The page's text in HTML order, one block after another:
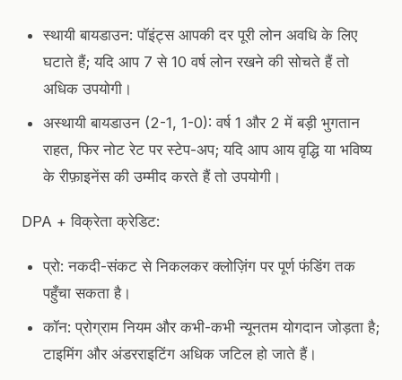
स्थायी बायडाउन: पॉइंट्स आपकी दर पूरी लोन अवधि के लिए
घटाते हैं; यदि आप 7 से 10 वर्ष लोन रखने की सोचते हैं तो
अधिक उपयोगी।
अस्थायी बायडाउन (2-1, 1-0): वर्ष 1 और 2 में बड़ी भुगतान
राहत, फिर नोट रेट पर स्टेप-अप; यदि आप आय वृद्धि या भविष्य
के रीफ़ाइनेंस की उम्मीद करते हैं तो उपयोगी।
DPA + विक्रेता क्रेडिट:
प्रो: नकदी-संकट से निकलकर क्लोज़िंग पर पूर्ण फंडिंग तक
पहुँचा सकता है।
कॉन: प्रोग्राम नियम और कभी-कभी न्यूनतम योगदान जोड़ता है;
टाइमिंग और अंडरराइटिंग अधिक जटिल हो जाते हैं।